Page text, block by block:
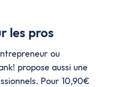
les pros
ou
propose aussi une
Pour 10,90€